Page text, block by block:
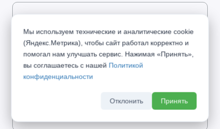
дешевые двери по низкой
цене?
Какие способы оплаты у вас
Мы используем технические и аналитические cookie
(Яндекс.Метрика), чтобы сайт работал корректно и
помогал нам улучшать сервис. Нажимая «Принять»,
вы соглашаетесь с нашей Политикой
конфиденциальности
Отклонить Принять